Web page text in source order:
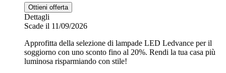
Ottieni offerta
Dettagli
Scade il 11/09/2026
Approfitta della selezione di lampade LED Ledvance per il
soggiorno con uno sconto fino al 20%. Rendi la tua casa più
luminosa risparmiando con stile!